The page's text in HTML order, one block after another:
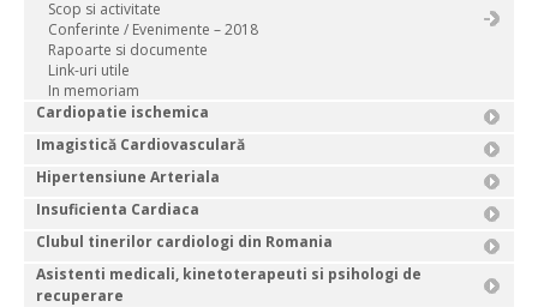
Scop si activitate
Conferinte / Evenimente – 2018
Rapoarte si documente
Link-uri utile
In memoriam
Cardiopatie ischemica
Imagistică Cardiovasculară
Hipertensiune Arteriala
Insuficienta Cardiaca
Clubul tinerilor cardiologi din Romania
Asistenti medicali, kinetoterapeuti si psihologi de
recuperare